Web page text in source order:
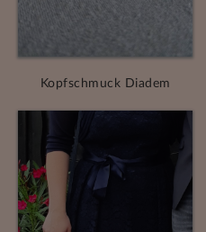
Kopfschmuck Diadem